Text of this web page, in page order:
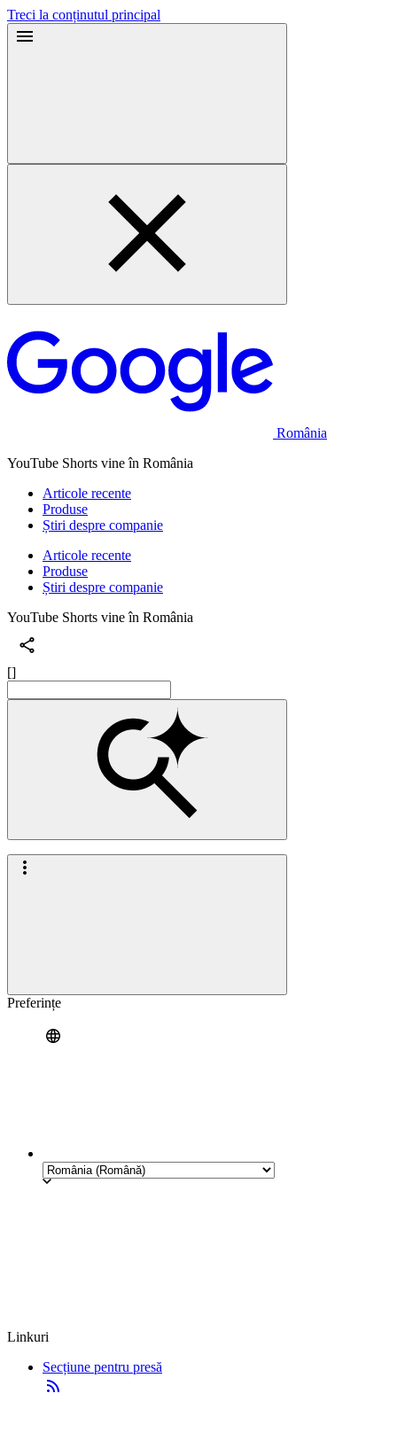
Treci la conținutul principal
România
YouTube Shorts vine în România
Articole recente
Produse
Știri despre companie
Articole recente
Produse
Știri despre companie
YouTube Shorts vine în România
[]
Preferințe
Linkuri
Secțiune pentru presă